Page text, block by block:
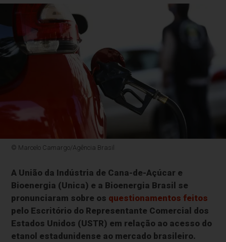
© Marcelo Camargo/Agência Brasil
A União da Indústria de Cana-de-Açúcar e
Bioenergia (Unica) e a Bioenergia Brasil se
pronunciaram sobre os questionamentos feitos
pelo Escritório do Representante Comercial dos
Estados Unidos (USTR) em relação ao acesso do
etanol estadunidense ao mercado brasileiro.